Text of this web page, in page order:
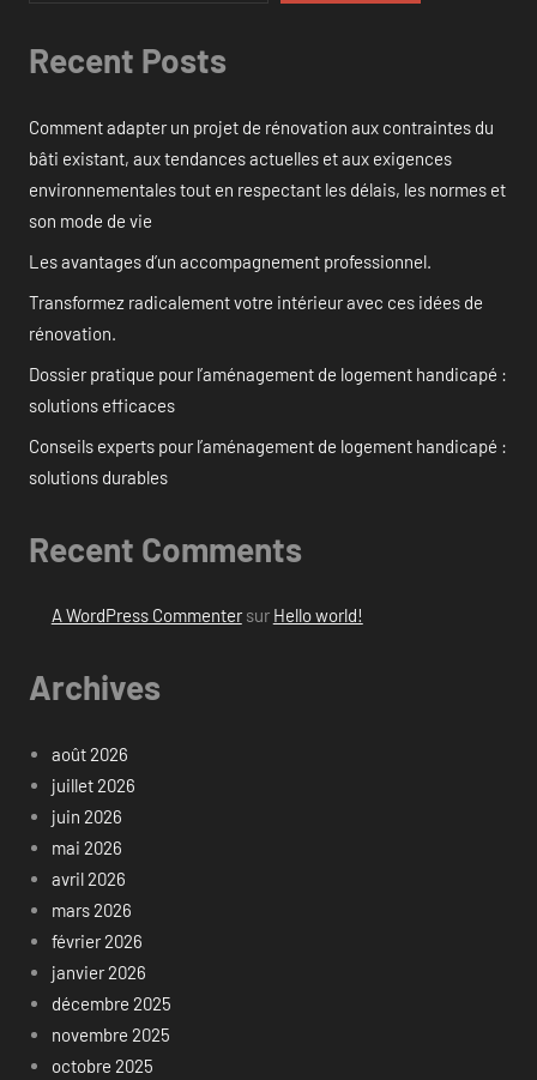
Recent Posts
Comment adapter un projet de rénovation aux contraintes du
bâti existant, aux tendances actuelles et aux exigences
environnementales tout en respectant les délais, les normes et
son mode de vie
Les avantages d’un accompagnement professionnel.
Transformez radicalement votre intérieur avec ces idées de
rénovation.
Dossier pratique pour l’aménagement de logement handicapé :
solutions efficaces
Conseils experts pour l’aménagement de logement handicapé :
solutions durables
Recent Comments
A WordPress Commentersur Hello world!
Archives
août 2026
juillet 2026
juin 2026
mai 2026
avril 2026
mars 2026
février 2026
janvier 2026
décembre 2025
novembre 2025
octobre 2025